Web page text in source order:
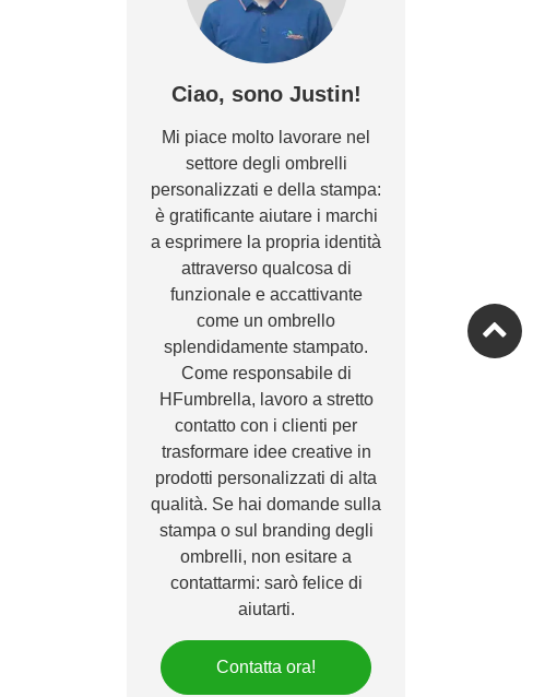
Ciao, sono Justin!
Mi piace molto lavorare nel
settore degli ombrelli
personalizzati e della stampa:
è gratificante aiutare i marchi
a esprimere la propria identità
attraverso qualcosa di
funzionale e accattivante
come un ombrello
splendidamente stampato.
Come responsabile di
HFumbrella, lavoro a stretto
contatto con i clienti per
trasformare idee creative in
prodotti personalizzati di alta
qualità. Se hai domande sulla
stampa o sul branding degli
ombrelli, non esitare a
contattarmi: sarò felice di
aiutarti.
Contatta ora!